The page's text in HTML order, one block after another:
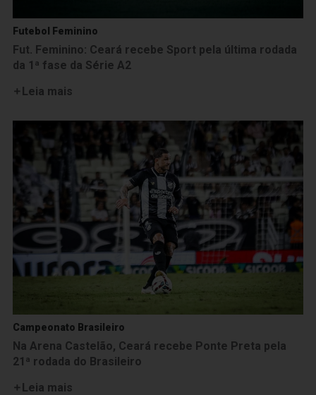
Futebol Feminino
Fut. Feminino: Ceará recebe Sport pela última rodada
da 1ª fase da Série A2
Leia mais
Campeonato Brasileiro
Na Arena Castelão, Ceará recebe Ponte Preta pela
21ª rodada do Brasileiro
Leia mais